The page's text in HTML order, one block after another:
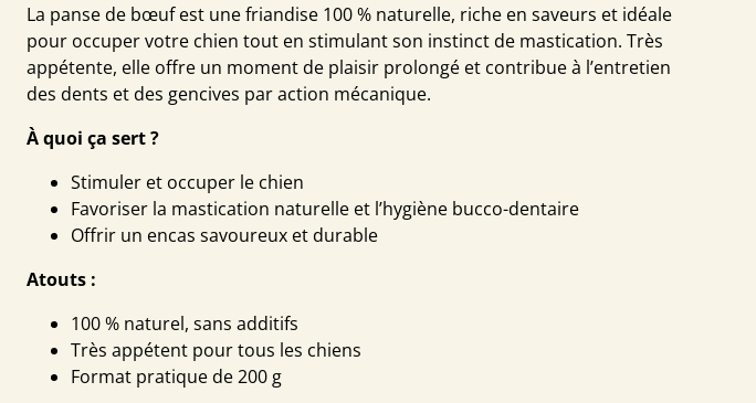
La panse de bœuf est une friandise 100 % naturelle, riche en saveurs et idéale
pour occuper votre chien tout en stimulant son instinct de mastication. Très
appétente, elle offre un moment de plaisir prolongé et contribue à l’entretien
des dents et des gencives par action mécanique.
À quoi ça sert ?
Stimuler et occuper le chien
Favoriser la mastication naturelle et l’hygiène bucco-dentaire
Offrir un encas savoureux et durable
Atouts :
100 % naturel, sans additifs
Très appétent pour tous les chiens
Format pratique de 200 g